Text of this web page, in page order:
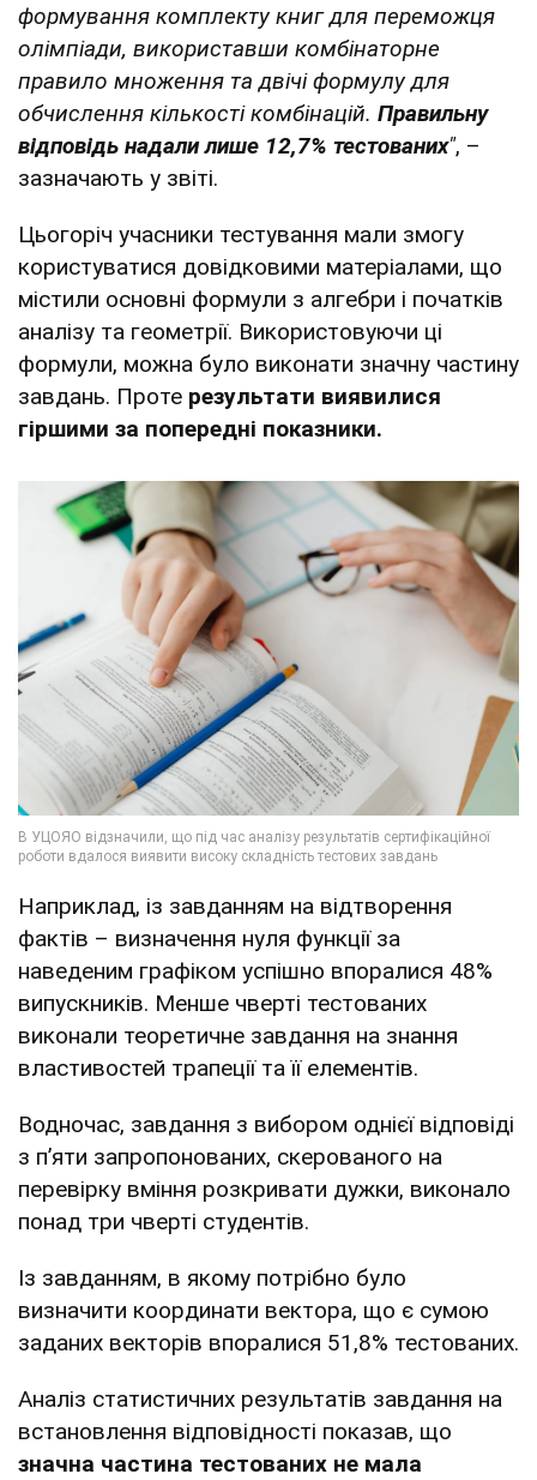
формування комплекту книг для переможця
олімпіади, використавши комбінаторне
правило множення та двічі формулу для
обчислення кількості комбінацій. Правильну
відповідь надали лише 12,7% тестованих", –
зазначають у звіті.
Цьогоріч учасники тестування мали змогу
користуватися довідковими матеріалами, що
містили основні формули з алгебри і початків
аналізу та геометрії. Використовуючи ці
формули, можна було виконати значну частину
завдань. Проте результати виявилися
гіршими за попередні показники.
Наприклад, із завданням на відтворення
фактів – визначення нуля функції за
наведеним графіком успішно впоралися 48%
випускників. Менше чверті тестованих
виконали теоретичне завдання на знання
властивостей трапеції та її елементів.
Водночас, завдання з вибором однієї відповіді
з п’яти запропонованих, скерованого на
перевірку вміння розкривати дужки, виконало
понад три чверті студентів.
Із завданням, в якому потрібно було
визначити координати вектора, що є сумою
заданих векторів впоралися 51,8% тестованих.
Аналіз статистичних результатів завдання на
встановлення відповідності показав, що
значна частина тестованих не мала